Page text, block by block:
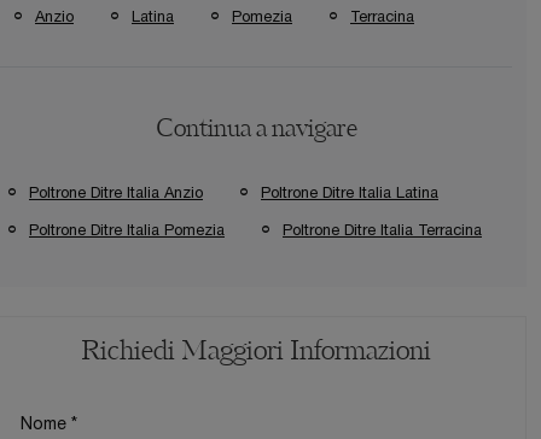
Anzio Latina Pomezia Terracina
Continua a navigare
Poltrone Ditre Italia Anzio Poltrone Ditre Italia Latina
Poltrone Ditre Italia Pomezia Poltrone Ditre Italia Terracina
Richiedi Maggiori Informazioni